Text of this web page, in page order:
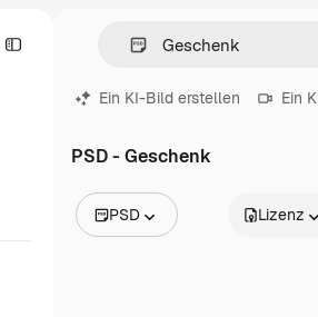
Ein KI-Bild erstellen Ein
PSD - Geschenk
PSD Lizenz